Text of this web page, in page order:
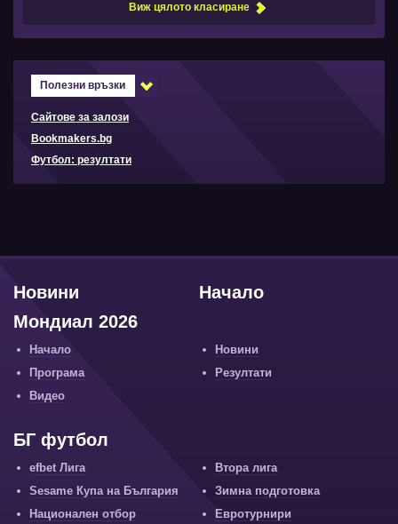
Виж цялото класиране
Полезни връзки
Сайтове за залози
Bookmakers.bg
Футбол: резултати
Начало
Новини
Мондиал 2026
Начало
Новини
Програма
Резултати
Видео
БГ футбол
efbet Лига
Втора лига
Sesame Купа на България
Зимна подготовка
Национален отбор
Евротурнири